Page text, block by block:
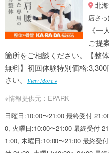
北
店さ
《一
ご提
箇所をご相談ください。【整
無料】初回体験特別価格
さい。
View More »
※情報提供元：EPARK
日曜日:10:00〜21:00 最終受付
0, 火曜日:10:00〜21:00 最終受付
1:00, 木曜日:10:00〜21:00 最終受